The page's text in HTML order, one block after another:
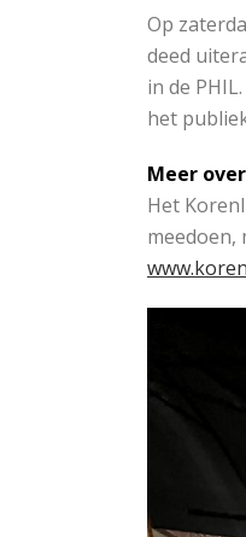
Op
deed
in de
het
Meer
Het
meedoen,